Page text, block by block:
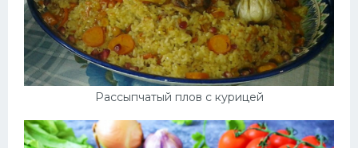
Рассыпчатый плов с курицей